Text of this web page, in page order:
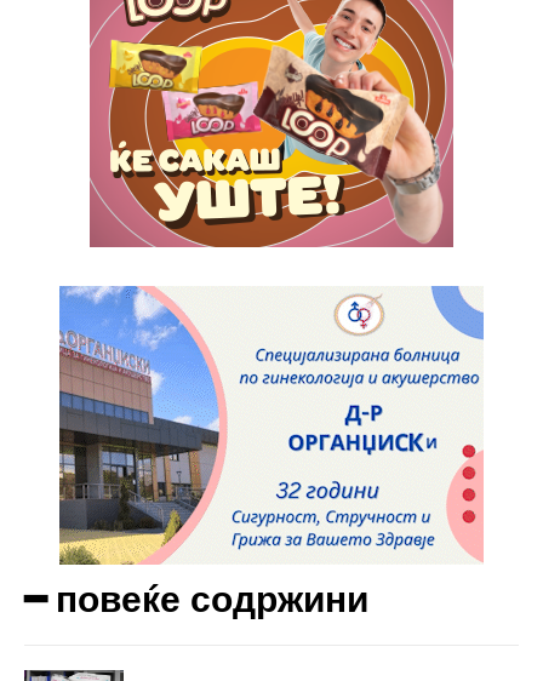
Full member access:
Etiam est nibh, lobortis sit
Praesent euismod ac
Ut mollis pellentesque tortor
Nullam eu erat condimentum
Donec quis est ac felis
Orci varius natoque dolor
Yearly pricing Monthly pricing
━ повеќе содржини